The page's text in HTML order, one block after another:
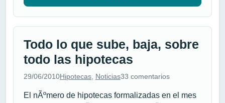
Todo lo que sube, baja, sobre
todo las hipotecas
29/06/2010Hipotecas Noticias33 comentarios
El nÃºmero de hipotecas formalizadas en el mes